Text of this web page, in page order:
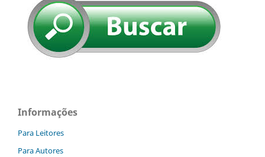
Informações
Para Leitores
Para Autores